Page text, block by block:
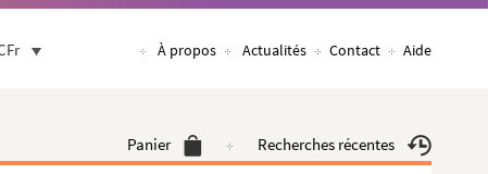
À propos Actualités Contact Aide
Panier Recherches récentes